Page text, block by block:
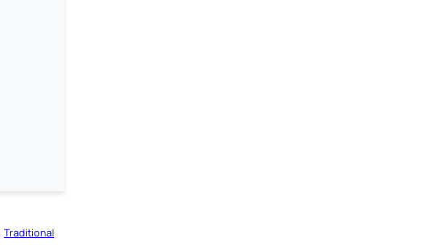
Traditional